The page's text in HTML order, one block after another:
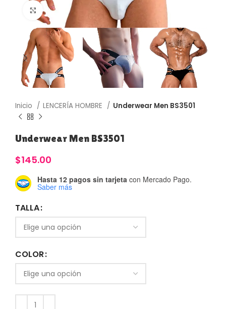
Haga Click para agrandar
Inicio LENCERÍA HOMBRE Underwear Men BS3501
Underwear Men BS3501
$145.00
Hasta 12 pagos sin tarjeta con Mercado Pago.
Saber más
TALLA
COLOR